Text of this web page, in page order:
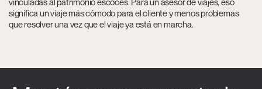
significa un viaje más cómodo para el cliente y menos problemas
que resolver una vez que el viaje ya está en marcha.